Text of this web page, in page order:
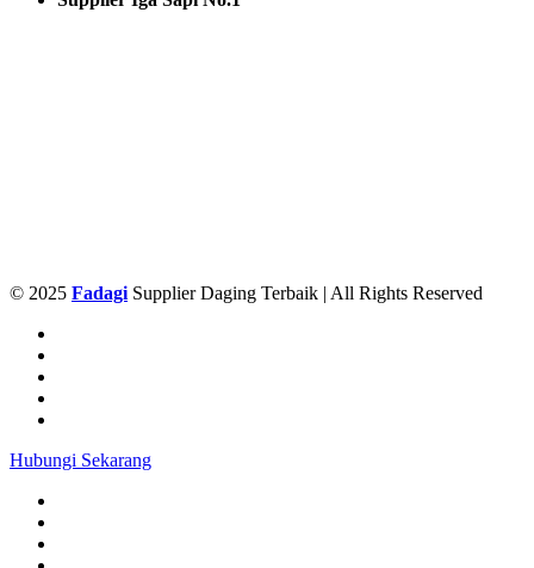
© 2025 FadagiSupplier Daging Terbaik | All Rights Reserved
Hubungi Sekarang